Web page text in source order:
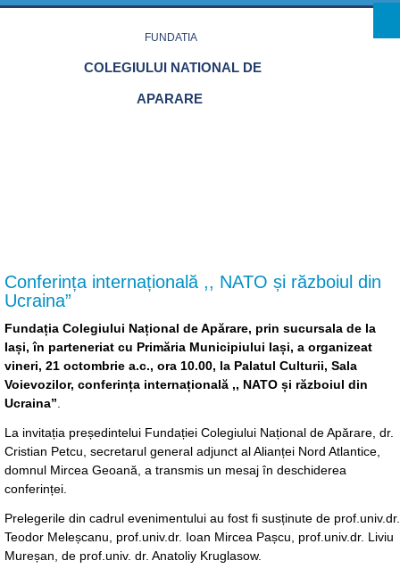
Skip to main content
FUNDATIA
COLEGIULUI NATIONAL DE
APARARE
Conferința internațională ,, NATO și războiul din
Ucraina”
Fundația Colegiului Național de Apărare, prin sucursala de la
Iași, în parteneriat cu Primăria Municipiului Iași, a organizeat
vineri, 21 octombrie a.c., ora 10.00, la Palatul Culturii, Sala
Voievozilor, conferința internațională ,, NATO și războiul din
Ucraina”
La invitația președintelui Fundației Colegiului Național de Apărare, dr.
Cristian Petcu, secretarul general adjunct al Alianței Nord Atlantice,
domnul Mircea Geoană, a transmis un mesaj în deschiderea
conferinței.
Prelegerile din cadrul evenimentului au fost fi susținute de prof.univ.dr.
Teodor Meleșcanu, prof.univ.dr. Ioan Mircea Pașcu, prof.univ.dr. Liviu
Mureșan, de prof.univ. dr. Anatoliy Kruglasow.